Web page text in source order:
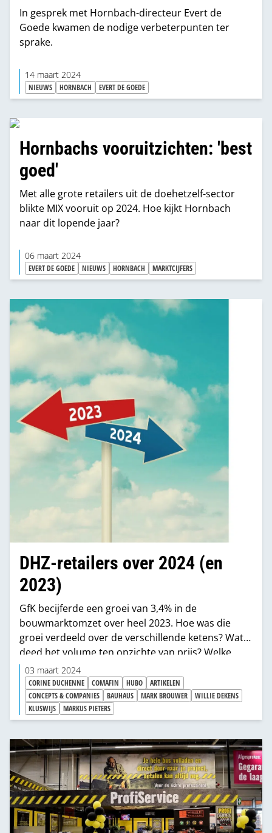
In gesprek met Hornbach-directeur Evert de
Goede kwamen de nodige verbeterpunten ter
sprake.
14 maart 2024
NIEUWS HORNBACH EVERT DE GOEDE
Hornbachs vooruitzichten: 'best
goed'
Met alle grote retailers uit de doehetzelf-sector
blikte MIX vooruit op 2024. Hoe kijkt Hornbach
naar dit lopende jaar?
06 maart 2024
EVERT DE GOEDE NIEUWS HORNBACH MARKTCIJFERS
DHZ-retailers over 2024 (en
2023)
GfK becijferde een groei van 3,4% in de
bouwmarktomzet over heel 2023. Hoe was die
groei verdeeld over de verschillende ketens? Wat
deed het volume ten opzichte van prijs? Welke
categorieën deden het beter, welke minder? En
hoe kijken de bouwmarktketens en woonwinkels
vooruit op 2024? We vroegen het alle grote dhz-
retailers.
03 maart 2024
CORINE DUCHENNE COMAFIN HUBO
ARTIKELEN
CONCEPTS & COMPANIES
BAUHAUS MARK BROUWER
WILLIE DEKENS
KLUSWIJS
MARKUS PIETERS